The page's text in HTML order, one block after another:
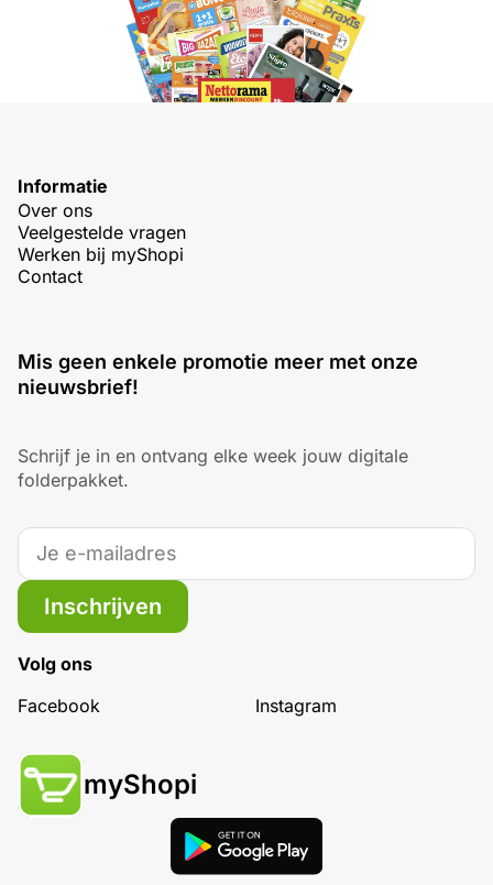
Informatie
Over ons
Veelgestelde vragen
Werken bij myShopi
Contact
Mis geen enkele promotie meer met onze
nieuwsbrief!
Schrijf je in en ontvang elke week jouw digitale
folderpakket.
Inschrijven
Volg ons
Facebook
Instagram
myShopi